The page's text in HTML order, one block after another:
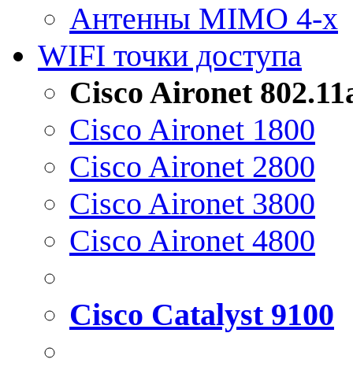
Антенны MIMO 4-x
WIFI точки доступа
Cisco Aironet
Cisco Aironet 1800
Cisco Aironet 2800
Cisco Aironet 3800
Cisco Aironet 4800
Cisco Catalyst 9100